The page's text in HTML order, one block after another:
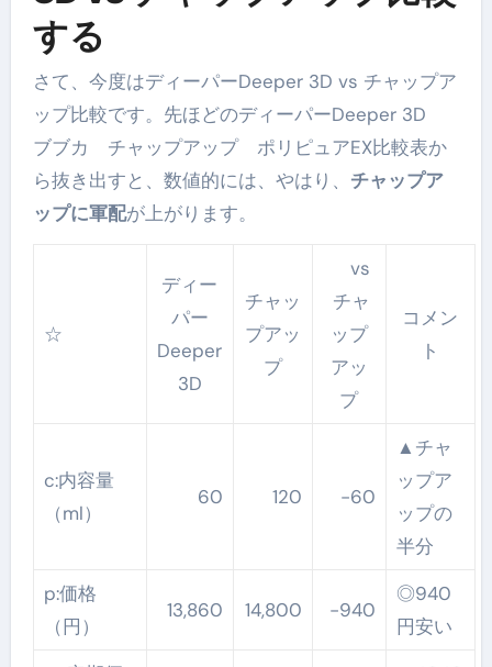
する
さて、今度はディーパーDeeper 3D vs チャップア
ップ比較です。先ほどのディーパーDeeper 3D
ブブカ チャップアップ ポリピュアEX比較表か
ら抜き出すと、数値的には、やはり、 チャップア
ップに軍配が上がります。
☆
ディー
パー
Deeper
3D
チャッ
プアッ
プ
vs
チャ
ップ
アッ
プ
コメン
ト
c:内容量
（ml）
60 120 -60
▲チャ
ップア
ップの
半分
p:価格
（円）
13,860 14,800 -940
◎940
円安い